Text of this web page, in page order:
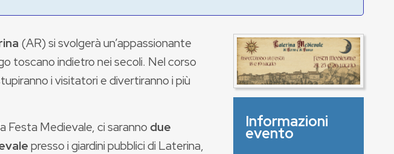
(AR) si svolgerà un’appassionante
toscano indietro nei secoli. Nel corso
i visitatori e divertiranno i più
Festa Medievale, ci saranno due
presso i giardini pubblici di Laterina,
Informazioni
evento